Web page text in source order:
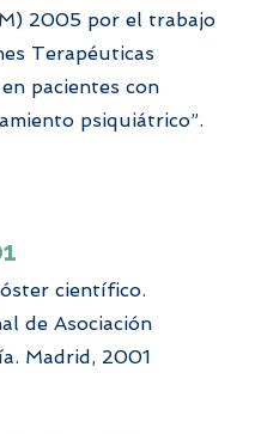
2005 por el trabajo
Terapéuticas
pacientes con
psiquiátrico”.
científico.
de Asociación
Madrid, 2001